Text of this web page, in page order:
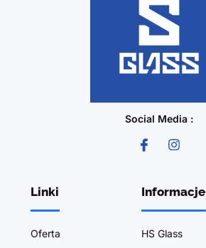
Social Media :
Linki
Oferta
Informacje
HS Glass